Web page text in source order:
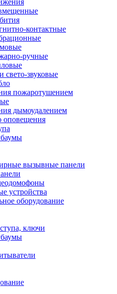
контактные
ручные
свето-звуковые
пожаротушением
дымоудалением
оповещения
вызывные панели
устройства
оборудование
ключи